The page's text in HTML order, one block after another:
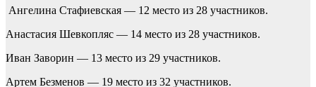
Ангелина Стафиевская — 12 место из 28 участников.
Анастасия Шевкопляс — 14 место из 28 участников.
Иван Заворин — 13 место из 29 участников.
Артем Безменов — 19 место из 32 участников.